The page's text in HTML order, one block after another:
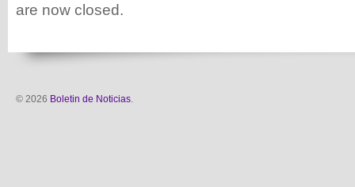
are now closed.
© 2026 Boletin de Noticias.